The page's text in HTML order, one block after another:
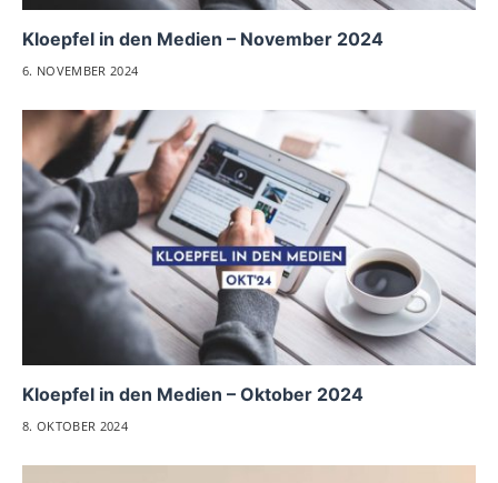
Kloepfel in den Medien – November 2024
6. NOVEMBER 2024
Kloepfel in den Medien – Oktober 2024
8. OKTOBER 2024